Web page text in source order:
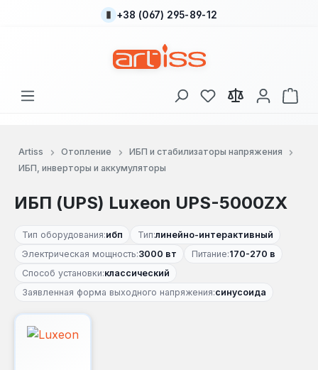
Перейти к основному содержанию
+38 (067) 295-89-12
У вас есть товары
В
Artiss Отопление
ИБП и стабилизаторы напряжения
ИБП, инверторы и аккумуляторы
ИБП (UPS) Luxeon UPS-5000ZX
Тип оборудования:ибп Тип:линейно-интерактивный
Электрическая мощность:3000 вт Питание:170-270 в
Способ установки:классический
Заявленная форма выходного напряжения:синусоида